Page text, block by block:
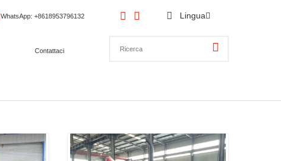
Contattaci
WhatsApp: +8618953796132 Lingua